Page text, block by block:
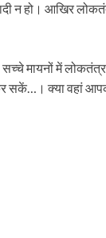
न हो। आखिर
मायनों में
सकें…। क्‍या वहां